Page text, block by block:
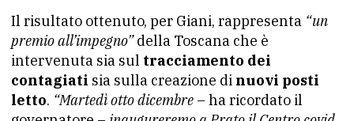
Il risultato ottenuto, per Giani, rappresenta “un
premio all’impegno”della Toscana che è
intervenuta sia sul tracciamento dei
contagiati sia sulla creazione di nuovi posti
letto. “Martedì otto dicembre – ha ricordato il